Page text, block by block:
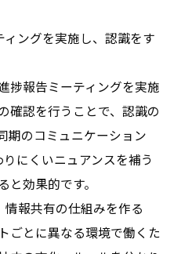
ングを実施し、認識をす
捗報告ミーティングを実施
確認を行うことで、認識の
期のコミュニケーション
にくいニュアンスを補う
効果的です。
情報共有の仕組みを作る
ごとに異なる環境で働くた